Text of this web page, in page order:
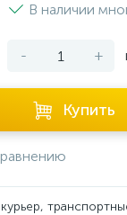
В наличии
- +
Купить